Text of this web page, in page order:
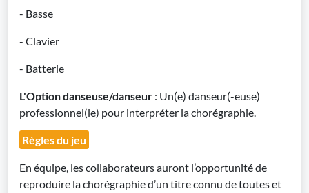
- Basse
- Clavier
- Batterie
L'Option danseuse/danseur : Un(e) danseur(-euse)
professionnel(le) pour interpréter la chorégraphie.
Règles du jeu
En équipe, les collaborateurs auront l’opportunité de
reproduire la chorégraphie d’un titre connu de toutes et